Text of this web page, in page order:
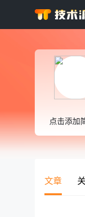
点击添加
文章